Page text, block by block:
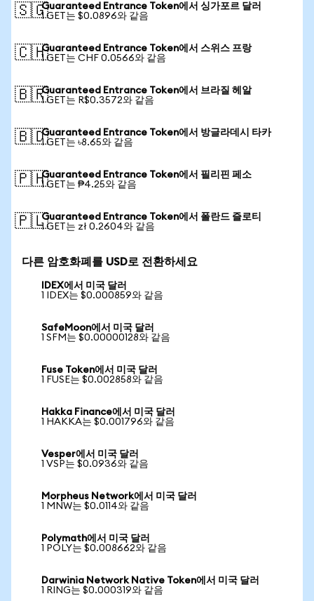
🇸🇬Guaranteed Entrance Token에서 싱가포르 달러
1 GET는 $0.0896와 같음
🇨🇭Guaranteed Entrance Token에서 스위스 프랑
1 GET는 CHF 0.0566와 같음
🇧🇷Guaranteed Entrance Token에서 브라질 헤알
1 GET는 R$0.3572와 같음
🇧🇩Guaranteed Entrance Token에서 방글라데시 타카
1 GET는 ৳8.65와 같음
🇵🇭Guaranteed Entrance Token에서 필리핀 페소
1 GET는 ₱4.25와 같음
🇵🇱Guaranteed Entrance Token에서 폴란드 즐로티
1 GET는 zł 0.2604와 같음
다른 암호화폐를 USD로 전환하세요
IDEX에서 미국 달러
1 IDEX는 $0.000859와 같음
SafeMoon에서 미국 달러
1 SFM는 $0.00000128와 같음
Fuse Token에서 미국 달러
1 FUSE는 $0.002858와 같음
Hakka Finance에서 미국 달러
1 HAKKA는 $0.001796와 같음
Vesper에서 미국 달러
1 VSP는 $0.0936와 같음
Morpheus Network에서 미국 달러
1 MNW는 $0.0114와 같음
Polymath에서 미국 달러
1 POLY는 $0.008662와 같음
Darwinia Network Native Token에서 미국 달러
1 RING는 $0.000319와 같음